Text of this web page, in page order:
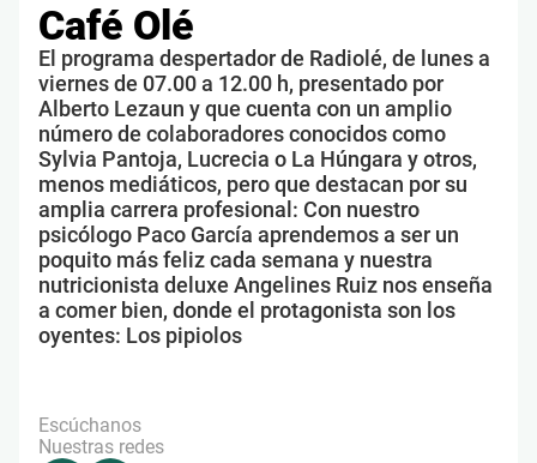
Café Olé
El programa despertador de Radiolé, de lunes a
viernes de 07.00 a 12.00 h, presentado por
Alberto Lezaun y que cuenta con un amplio
número de colaboradores conocidos como
Sylvia Pantoja, Lucrecia o La Húngara y otros,
menos mediáticos, pero que destacan por su
amplia carrera profesional: Con nuestro
psicólogo Paco García aprendemos a ser un
poquito más feliz cada semana y nuestra
nutricionista deluxe Angelines Ruiz nos enseña
a comer bien, donde el protagonista son los
oyentes: Los pipiolos
Escúchanos
Nuestras redes